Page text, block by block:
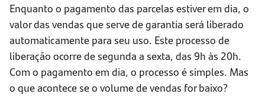
Enquanto o pagamento das parcelas estiver em dia, o
valor das vendas que serve de garantia será liberado
automaticamente para seu uso. Este processo de
liberação ocorre de segunda a sexta, das 9h às 20h.
Com o pagamento em dia, o processo é simples. Mas
o que acontece se o volume de vendas for baixo?